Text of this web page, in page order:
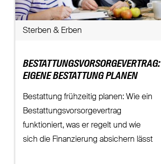
Sterben & Erben
BESTATTUNGSVORSORGEVERTRAG:
EIGENE BESTATTUNG PLANEN
Bestattung frühzeitig planen: Wie ein
Bestattungsvorsorgevertrag
funktioniert, was er regelt und wie
sich die Finanzierung absichern lässt